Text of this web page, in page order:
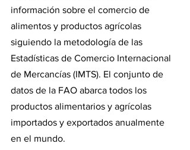
información sobre el comercio de
alimentos y productos agrícolas
siguiendo la metodología de las
Estadísticas de Comercio Internacional
de Mercancías (IMTS). El conjunto de
datos de la FAO abarca todos los
productos alimentarios y agrícolas
importados y exportados anualmente
en el mundo.